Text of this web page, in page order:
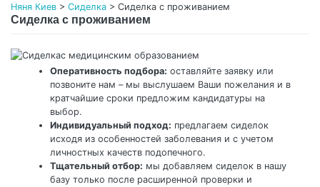
Няня Киев > Сиделка > Сиделка с проживанием
Сиделка с проживанием
Оперативность подбора: оставляйте заявку или
позвоните нам – мы выслушаем Ваши пожелания и в
кратчайшие сроки предложим кандидатуры на
выбор.
Индивидуальный подход: предлагаем сиделок
исходя из особенностей заболевания и с учетом
личностных качеств подопечного.
Тщательный отбор: мы добавляем сиделок в нашу
базу только после расширенной проверки и